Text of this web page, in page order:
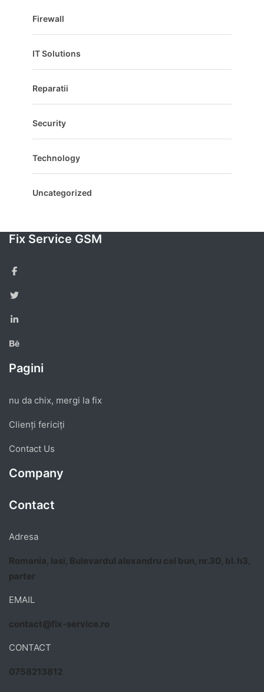
Firewall
IT Solutions
Reparatii
Security
Technology
Uncategorized
Fix Service GSM
Pagini
nu da chix, mergi la fix
Clienți fericiți
Contact Us
Company
Contact
Adresa
Romania, Iasi, Bulevardul alexandru cel bun, nr.30, bl. h3,
parter
EMAIL
contact@fix-service.ro
CONTACT
0758213812